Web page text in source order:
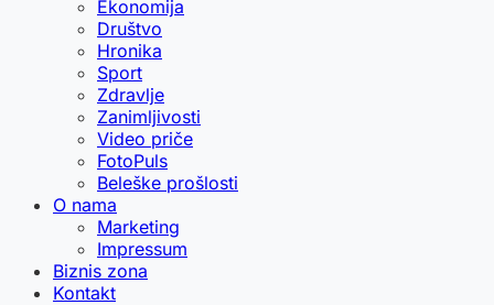
Ekonomija
Društvo
Hronika
Sport
Zdravlje
Zanimljivosti
Video priče
FotoPuls
Beleške prošlosti
O nama
Marketing
Impressum
Biznis zona
Kontakt